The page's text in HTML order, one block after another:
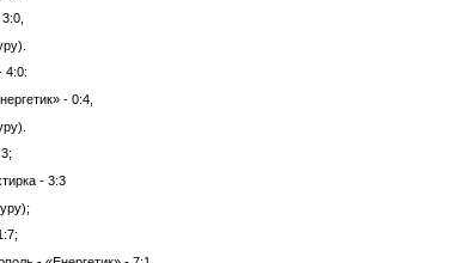
4:0:
- 0:4,
- 3:3